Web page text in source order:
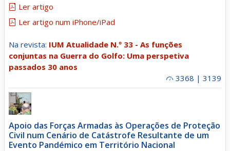
Ler artigo
Ler artigo num iPhone/iPad
Na revista: IUM Atualidade N.º 33 - As funções
conjuntas na Guerra do Golfo: Uma perspetiva
passados 30 anos
3368 | 3139
Apoio das Forças Armadas às Operações de Proteção
Civil num Cenário de Catástrofe Resultante de um
Evento Pandémico em Território Nacional